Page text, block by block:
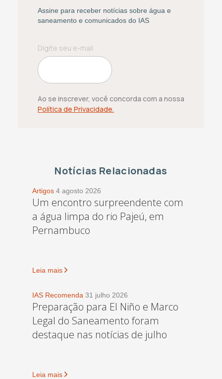
Assine para receber notícias sobre água e
saneamento e comunicados do IAS
Ao se inscrever, você concorda com a nossa
Política de Privacidade.
Notícias Relacionadas
Artigos 4 agosto 2026
Um encontro surpreendente com
a água limpa do rio Pajeú, em
Pernambuco
Leia mais
IAS Recomenda 31 julho 2026
Preparação para El Niño e Marco
Legal do Saneamento foram
destaque nas notícias de julho
Leia mais